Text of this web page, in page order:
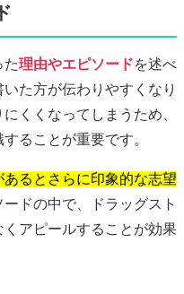
た理由やエピソードを述べ
た方が伝わりやすくなり
くくなってしまうため、
することが重要です。
るとさらに印象的な志望
ドの中で、ドラッグスト
アピールすることが効果